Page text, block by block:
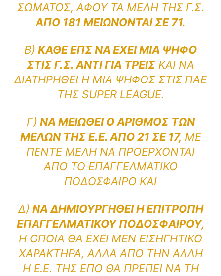
ΣΏΜΑΤΟΣ, ΑΦΟΎ ΤΑ ΜΈΛΗ ΤΗΣ Γ.Σ.
ΑΠΌ 181 ΜΕΙΏΝΟΝΤΑΙ ΣΕ 71.
Β) ΚΆΘΕ ΕΠΣ ΝΑ ΈΧΕΙ ΜΊΑ ΨΉΦΟ
ΣΤΙΣ Γ.Σ. ΑΝΤΊ ΓΙΑ ΤΡΕΙΣ ΚΑΙ ΝΑ
ΔΙΑΤΗΡΗΘΕΊ Η ΜΊΑ ΨΉΦΟΣ ΣΤΙΣ ΠΑΕ
ΤΗΣ SUPER LEAGUE.
Γ) ΝΑ ΜΕΙΩΘΕΊ Ο ΑΡΙΘΜΌΣ ΤΩΝ
ΜΕΛΏΝ ΤΗΣ Ε.Ε. ΑΠΌ 21 ΣΕ 17, ΜΕ
ΠΈΝΤΕ ΜΈΛΗ ΝΑ ΠΡΟΈΡΧΟΝΤΑΙ
ΑΠΌ ΤΟ ΕΠΑΓΓΕΛΜΑΤΙΚΌ
ΠΟΔΌΣΦΑΙΡΟ ΚΑΙ
Δ) ΝΑ ΔΗΜΙΟΥΡΓΗΘΕΊ Η ΕΠΙΤΡΟΠΉ
ΕΠΑΓΓΕΛΜΑΤΙΚΟΎ ΠΟΔΟΣΦΑΊΡΟΥ,
Η ΟΠΟΊΑ ΘΑ ΈΧΕΙ ΜΕΝ ΕΙΣΗΓΗΤΙΚΌ
ΧΑΡΑΚΤΉΡΑ, ΑΛΛΆ ΑΠΌ ΤΗΝ ΆΛΛΗ
Η Ε.Ε. ΤΗΣ ΕΠΟ ΘΑ ΠΡΈΠΕΙ ΝΑ ΤΗ